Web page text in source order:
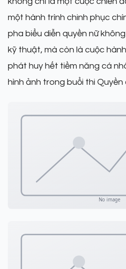
một hành trình chinh phục
pha biểu diễn quyền nữ
kỹ thuật, mà còn là cuộc
phát huy hết tiềm năng cá
hình ảnh trong buổi thi Quyền